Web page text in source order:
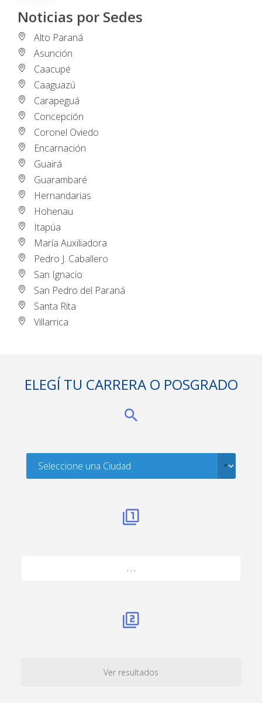
Noticias por Sedes
Alto Paraná
Asunción
Caacupé
Caaguazú
Carapeguá
Concepción
Coronel Oviedo
Encarnación
Guairá
Guarambaré
Hernandarias
Hohenau
Itapúa
María Auxiliadora
Pedro J. Caballero
San Ignacio
San Pedro del Paraná
Santa Rita
Villarrica
ELEGÍ TU CARRERA O POSGRADO
. . .
Ver resultados